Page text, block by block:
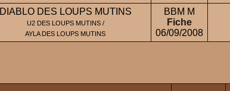
DIABLO DES LOUPS MUTINS
U2 DES LOUPS MUTINS /
AYLA DES LOUPS MUTINS
BBM M
Fiche
06/09/2008